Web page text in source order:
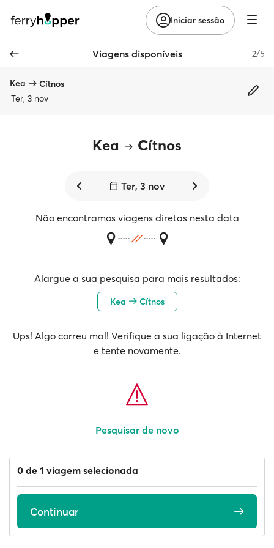
Iniciar sessão
Viagens disponíveis 2/5
Kea
Cítnos
Ter, 3 nov
Kea Cítnos
Ter, 3 nov
Não encontramos viagens diretas nesta data
Alargue a sua pesquisa para mais resultados:
Kea Cítnos
Ups! Algo correu mal! Verifique a sua ligação à Internet
e tente novamente.
Pesquisar de novo
0 de 1 viagem selecionada
Continuar